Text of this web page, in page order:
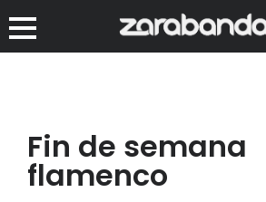
Fin de semana
flamenco